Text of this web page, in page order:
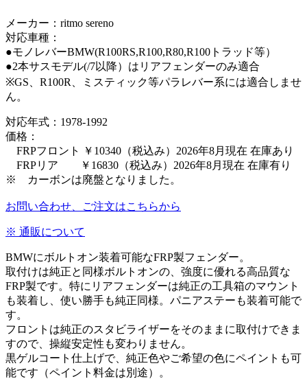
メーカー：ritmo sereno
対応車種：
●モノレバーBMW(R100RS,R100,R80,R100トラッド等）
●2本サスモデル(/7以降）はリアフェンダーのみ適合
※GS、R100R、ミスティック等パラレバー系には適合しませ
ん。
対応年式：1978-1992
価格：
FRPフロント ￥10340（税込み）2026年8月現在 在庫あり
FRPリア ￥16830（税込み）2026年8月現在 在庫有り
※ カーボンは廃盤となりました。
お問い合わせ、ご注文はこちらから
※ 通販について
BMWにボルトオン装着可能なFRP製フェンダー。
取付けは純正と同様ボルトオンの、強度に優れる高品質な
FRP製です。特にリアフェンダーは純正の工具箱のマウント
も装着し、使い勝手も純正同様。パニアステーも装着可能で
す。
フロントは純正のスタビライザーをそのままに取付けできま
すので、操縦安定性も変わりません。
黒ゲルコート仕上げで、純正色やご希望の色にペイントも可
能です（ペイント料金は別途）。